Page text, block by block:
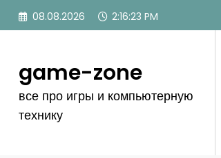
Перейти
08.08.2026 2:16:24 PM
game-zone
все про игры и компьютерную
технику